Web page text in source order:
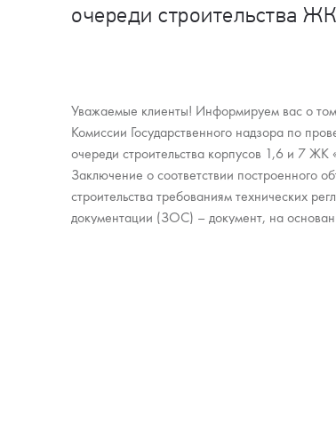
очереди строительства ЖК
Уважаемые клиенты! Информируем вас о
Комиссии Государственного надзора по
очереди строительства корпусов 1,6 и 7 ЖК
Заключение о соответствии построенного
строительства требованиям технических
документации (ЗОС) – документ, на